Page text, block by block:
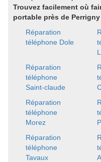
Trouvez facilement où
portable près de Perrigny
Réparation
téléphone Dole
Réparation
téléphone
Saint-claude
Réparation
téléphone
Morez
Réparation
téléphone
Tavaux